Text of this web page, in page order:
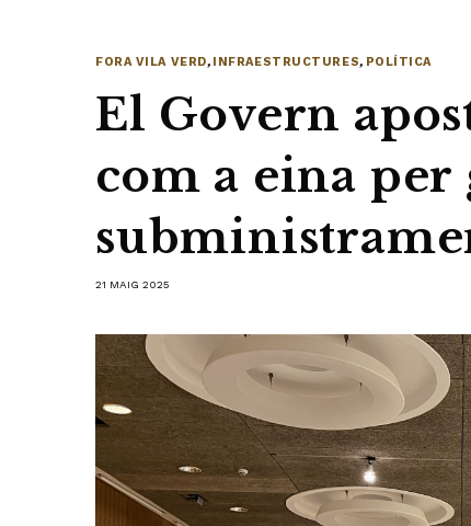
FORA VILA VERD, INFRAESTRUCTURES, POLÍTICA
El Govern
com a eina
21 MAIG 2025